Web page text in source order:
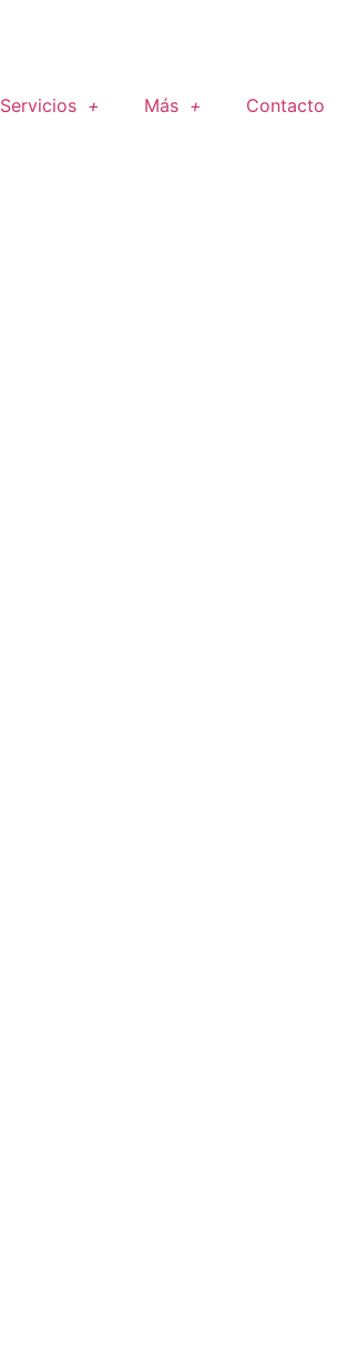
Servicios Más Contacto